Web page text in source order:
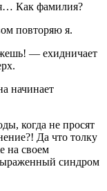
Как фамилия?
повторяю я.
— ехидничает
начинает
когда не просят
Да что толку
на своем
синдром